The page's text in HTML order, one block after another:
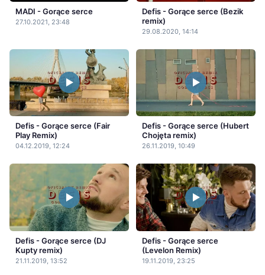
MADI - Gorące serce
27.10.2021, 23:48
Defis - Gorące serce (Bezik
remix)
29.08.2020, 14:14
Defis - Gorące serce (Fair
Play Remix)
04.12.2019, 12:24
Defis - Gorące serce (Hubert
Chojęta remix)
26.11.2019, 10:49
Defis - Gorące serce (DJ
Kupty remix)
21.11.2019, 13:52
Defis - Gorące serce
(Levelon Remix)
19.11.2019, 23:25